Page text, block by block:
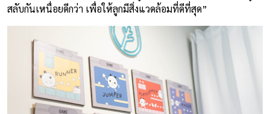
สลับกันเหนื่อยดีกว่า เพื่อให้ลูกมีสิ่งแวดล้อมที่ดีที่สุด”